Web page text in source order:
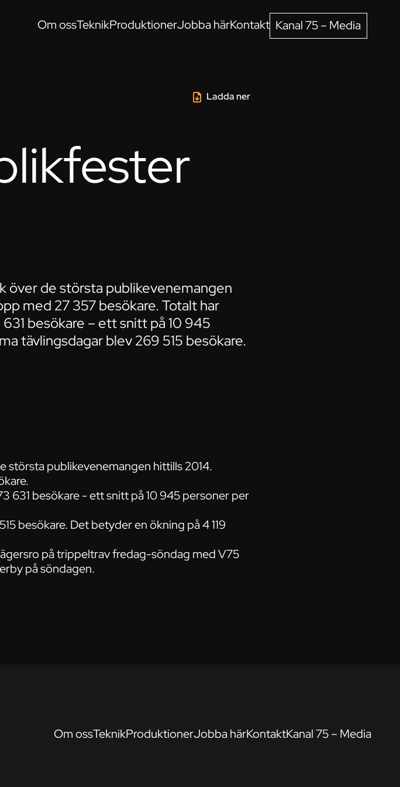
Om ossTeknikProduktionerJobba härKontakt Kanal 75 – Media
Ladda ner
över de största publikevenemangen
med 27 357 besökare. Totalt har
besökare – ett snitt på 10 945
tävlingsdagar blev 269 515 besökare.
största publikevenemangen hittills 2014.
631 besökare - ett snitt på 10 945 personer per
besökare. Det betyder en ökning på 4 119
på trippeltrav fredag-söndag med V75
på söndagen.
Om ossTeknikProduktionerJobba härKontaktKanal 75 – Media